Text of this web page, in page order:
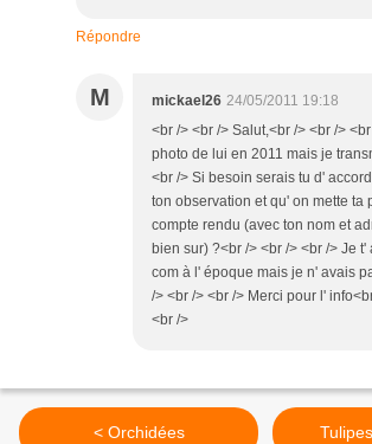
Répondre
M mickael26 24/05/2011 19:18
<br /> <br /> Salut,<br /> <br />
photo de lui en 2011 mais je
<br /> Si besoin serais tu d'
ton observation et qu' on mette ta
compte rendu (avec ton nom et
bien sur) ?<br /> <br /> <br /> Je
com à l' époque mais je n' avais
/> <br /> <br /> Merci pour l'
<br />
< Orchidées